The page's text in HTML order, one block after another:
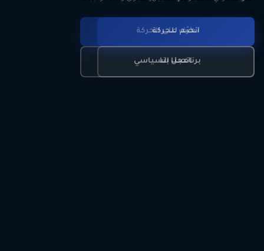
تعرّف على الحركة
برنامجنا السياسي
انضم للحركة
اتصل بنا